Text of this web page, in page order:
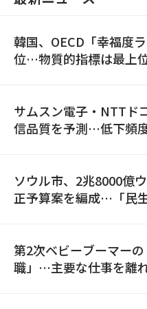
韓国、OECD「幸福度
位…物質的指標は最上
サムスン電子・NTTド
信品質を予測…低下頻
ソウル市、2兆8000億
正予算案を編成…「民
第2次ベビーブーマー
職」…主要な仕事を離